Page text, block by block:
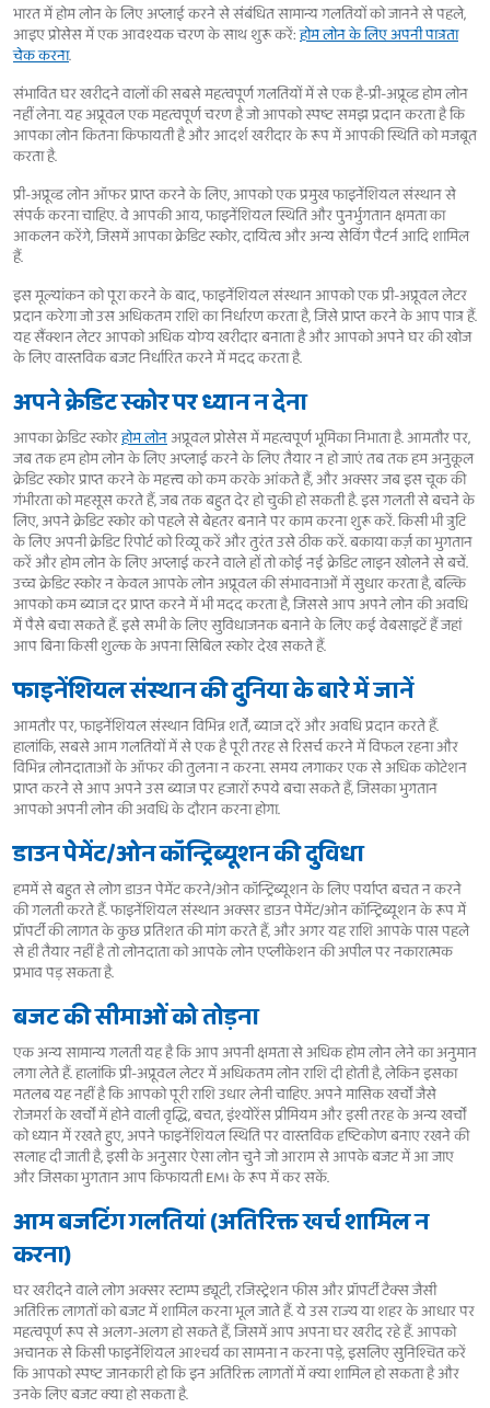
भारत में होम लोन के लिए अप्लाई करने से संबंधित सामान्य गलतियों को जानने से पहले,
आइए प्रोसेस में एक आवश्यक चरण के साथ शुरू करें:होम लोन के लिए अपनी पात्रता
चेक करना.
संभावित घर खरीदने वालों की सबसे महत्वपूर्ण गलतियों में से एक है-प्री-अप्रूव्ड होम लोन
नहीं लेना. यह अप्रूवल एक महत्वपूर्ण चरण है जो आपको स्पष्ट समझ प्रदान करता है कि
आपका लोन कितना किफायती है और आदर्श खरीदार के रूप में आपकी स्थिति को मजबूत
करता है.
प्री-अप्रूव्ड लोन ऑफर प्राप्त करने के लिए, आपको एक प्रमुख फाइनेंशियल संस्थान से
संपर्क करना चाहिए. वे आपकी आय, फाइनेंशियल स्थिति और पुनर्भुगतान क्षमता का
आकलन करेंगे, जिसमें आपका क्रेडिट स्कोर, दायित्व और अन्य सेविंग पैटर्न आदि शामिल
हैं.
इस मूल्यांकन को पूरा करने के बाद, फाइनेंशियल संस्थान आपको एक प्री-अप्रूवल लेटर
प्रदान करेगा जो उस अधिकतम राशि का निर्धारण करता है, जिसे प्राप्त करने के आप पात्र हैं.
यह सैंक्शन लेटर आपको अधिक योग्य खरीदार बनाता है और आपको अपने घर की खोज
के लिए वास्तविक बजट निर्धारित करने में मदद करता है.
अपने क्रेडिट स्कोर पर ध्यान न देना
आपका क्रेडिट स्कोरहोम लोनअप्रूवल प्रोसेस में महत्वपूर्ण भूमिका निभाता है. आमतौर पर,
जब तक हम होम लोन के लिए अप्लाई करने के लिए तैयार न हो जाएं तब तक हम अनुकूल
क्रेडिट स्कोर प्राप्त करने के महत्त्व को कम करके आंकते हैं, और अक्सर जब इस चूक की
गंभीरता को महसूस करते हैं, जब तक बहुत देर हो चुकी हो सकती है. इस गलती से बचने के
लिए, अपने क्रेडिट स्कोर को पहले से बेहतर बनाने पर काम करना शुरू करें. किसी भी त्रुटि
के लिए अपनी क्रेडिट रिपोर्ट को रिव्यू करें और तुरंत उसे ठीक करें. बकाया कर्ज़ का भुगतान
करें और होम लोन के लिए अप्लाई करने वाले हों तो कोई नई क्रेडिट लाइन खोलने से बचें.
उच्च क्रेडिट स्कोर न केवल आपके लोन अप्रूवल की संभावनाओं में सुधार करता है, बल्कि
आपको कम ब्याज दर प्राप्त करने में भी मदद करता है, जिससे आप अपने लोन की अवधि
में पैसे बचा सकते हैं. इसे सभी के लिए सुविधाजनक बनाने के लिए कई वेबसाइटें हैं जहां
आप बिना किसी शुल्क के अपना सिबिल स्कोर देख सकते हैं.
फाइनेंशियल संस्थान की दुनिया के बारे में जानें
आमतौर पर, फाइनेंशियल संस्थान विभिन्न शर्तें, ब्याज दरें और अवधि प्रदान करते हैं.
हालांकि, सबसे आम गलतियों में से एक है पूरी तरह से रिसर्च करने में विफल रहना और
विभिन्न लोनदाताओं के ऑफर की तुलना न करना. समय लगाकर एक से अधिक कोटेशन
प्राप्त करने से आप अपने उस ब्याज पर हजारों रुपये बचा सकते हैं, जिसका भुगतान
आपको अपनी लोन की अवधि के दौरान करना होगा.
डाउन पेमेंट/ओन कॉन्ट्रिब्यूशन की दुविधा
हममें से बहुत से लोग डाउन पेमेंट करने/ओन कॉन्ट्रिब्यूशन के लिए पर्याप्त बचत न करने
की गलती करते हैं. फाइनेंशियल संस्थान अक्सर डाउन पेमेंट/ओन कॉन्ट्रिब्यूशन के रूप में
प्रॉपर्टी की लागत के कुछ प्रतिशत की मांग करते हैं, और अगर यह राशि आपके पास पहले
से ही तैयार नहीं है तो लोनदाता को आपके लोन एप्लीकेशन की अपील पर नकारात्मक
प्रभाव पड़ सकता है.
बजट की सीमाओं को तोड़ना
एक अन्य सामान्य गलती यह है कि आप अपनी क्षमता से अधिक होम लोन लेने का अनुमान
लगा लेते हैं. हालांकि प्री-अप्रूवल लेटर में अधिकतम लोन राशि दी होती है, लेकिन इसका
मतलब यह नहीं है कि आपको पूरी राशि उधार लेनी चाहिए. अपने मासिक खर्चों जैसे
रोजमर्रा के खर्चों में होने वाली वृद्धि, बचत, इंश्योरेंस प्रीमियम और इसी तरह के अन्य खर्चों
को ध्यान में रखते हुए, अपने फाइनेंशियल स्थिति पर वास्तविक दृष्टिकोण बनाए रखने की
सलाह दी जाती है, इसी के अनुसार ऐसा लोन चुने जो आराम से आपके बजट में आ जाए
और जिसका भुगतान आप किफायती EMI के रूप में कर सकें.
आम बजटिंग गलतियां (अतिरिक्त खर्च शामिल न
करना)
घर खरीदने वाले लोग अक्सर स्टाम्प ड्यूटी, रजिस्ट्रेशन फीस और प्रॉपर्टी टैक्स जैसी
अतिरिक्त लागतों को बजट में शामिल करना भूल जाते हैं. ये उस राज्य या शहर के आधार पर
महत्वपूर्ण रूप से अलग-अलग हो सकते हैं, जिसमें आप अपना घर खरीद रहे हैं. आपको
अचानक से किसी फाइनेंशियल आश्चर्य का सामना न करना पड़े, इसलिए सुनिश्चित करें
कि आपको स्पष्ट जानकारी हो कि इन अतिरिक्त लागतों में क्या शामिल हो सकता है और
उनके लिए बजट क्या हो सकता है.